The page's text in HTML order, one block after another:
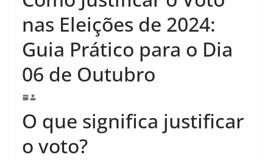
nas Eleições de 2024:
Guia Prático para o Dia
06 de Outubro
O que significa justificar
o voto?